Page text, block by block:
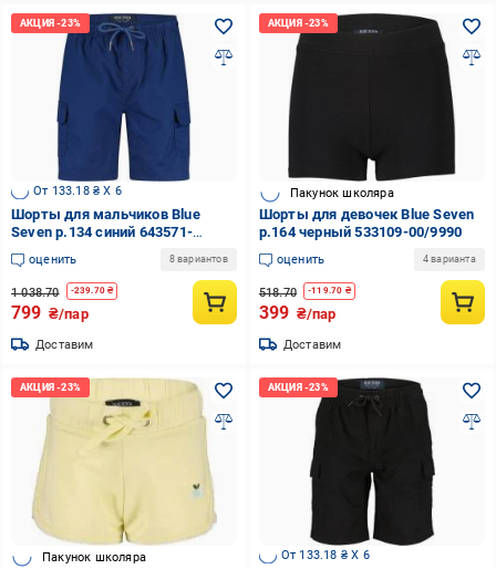
От 133.18 ₴ X 6
Шорты для мальчиков Blue
Seven р.134 синий 643571-
00/5391
оценить 8 вариантов
1 038.70 -239.70 ₴
799 ₴/пар
Доставим
Пакунок школяра
Шорты для девочек Blue Seven
р.164 черный 533109-00/9990
оценить 4 варианта
518.70 -119.70 ₴
399 ₴/пар
Доставим
Пакунок школяра От 133.18 ₴ X 6